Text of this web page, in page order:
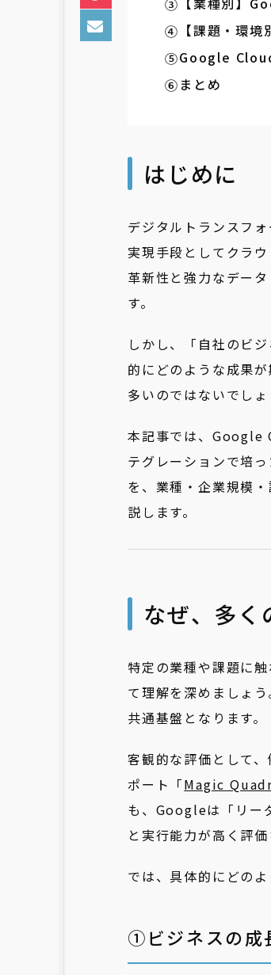
【課題・環
Google
まとめ
はじめに
デジタルトランスフ
実現手段としてクラ
革新性と強力なデー
す。
しかし、「自社のビ
的にどのような成果
多いのではないでしょ
本記事では、Google
テグレーションで培
を、業種・企業規模
説します。
なぜ、多
特定の業種や課題に
て理解を深めましょ
共通基盤となります。
客観的な評価として
ポート「Magic
も、Googleは「リー
と実行能力が高く評価
では、具体的にどの
①ビジネスの成